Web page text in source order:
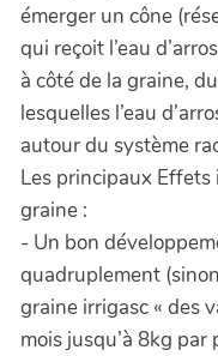
émerger un cône
qui reçoit l’eau
à côté de la graine,
lesquelles l’eau
autour du système
Les principaux Effets
graine :
- Un bon
quadruplement
graine irrigasc « des
mois jusqu’à 8kg